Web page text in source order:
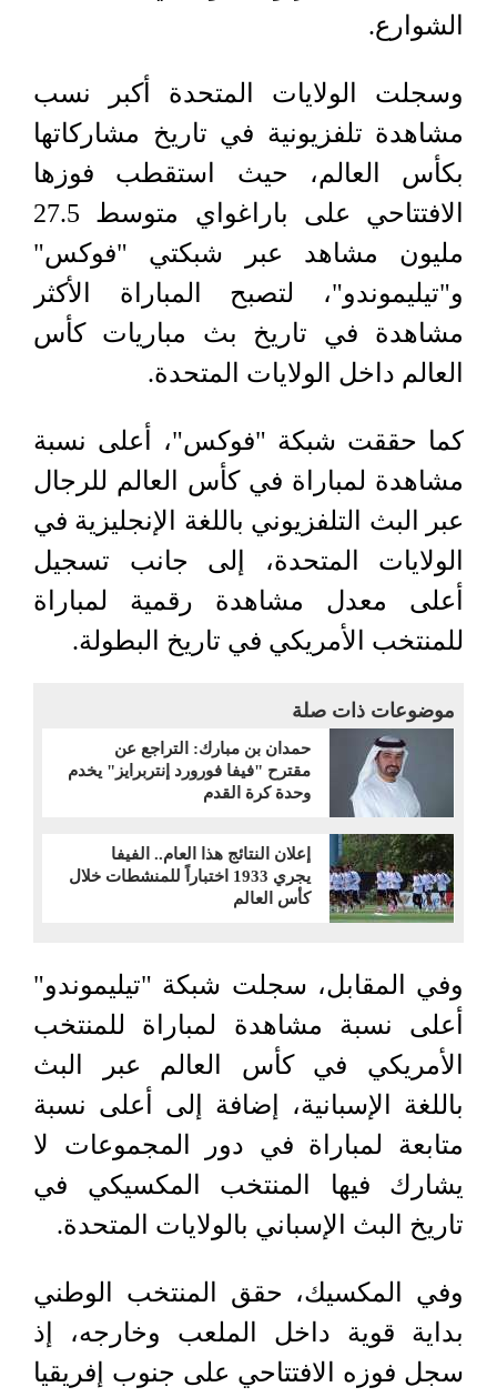
الشوارع.
وسجلت الولايات المتحدة أكبر نسب
مشاهدة تلفزيونية في تاريخ مشاركاتها
بكأس العالم، حيث استقطب فوزها
الافتتاحي على باراغواي متوسط 27.5
مليون مشاهد عبر شبكتي "فوكس"
و"تيليموندو"، لتصبح المباراة الأكثر
مشاهدة في تاريخ بث مباريات كأس
العالم داخل الولايات المتحدة.
كما حققت شبكة "فوكس"، أعلى نسبة
مشاهدة لمباراة في كأس العالم للرجال
عبر البث التلفزيوني باللغة الإنجليزية في
الولايات المتحدة، إلى جانب تسجيل
أعلى معدل مشاهدة رقمية لمباراة
للمنتخب الأمريكي في تاريخ البطولة.
موضوعات ذات صلة
حمدان بن مبارك: التراجع عن
مقترح "فيفا فورورد إنتربرايز" يخدم
وحدة كرة القدم
إعلان النتائج هذا العام.. الفيفا
يجري 1933 اختباراً للمنشطات خلال
كأس العالم
وفي المقابل، سجلت شبكة "تيليموندو"
أعلى نسبة مشاهدة لمباراة للمنتخب
الأمريكي في كأس العالم عبر البث
باللغة الإسبانية، إضافة إلى أعلى نسبة
متابعة لمباراة في دور المجموعات لا
يشارك فيها المنتخب المكسيكي في
تاريخ البث الإسباني بالولايات المتحدة.
وفي المكسيك، حقق المنتخب الوطني
بداية قوية داخل الملعب وخارجه، إذ
سجل فوزه الافتتاحي على جنوب إفريقيا